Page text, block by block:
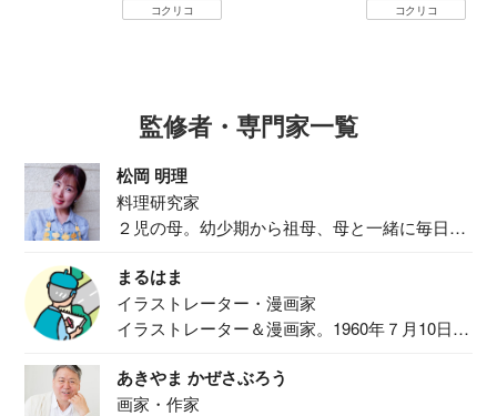
コクリコ コクリコ
監修者・専門家一覧
松岡 明理
料理研究家
２児の母。幼少期から祖母、母と一緒に毎日の
まるはま
イラストレーター・漫画家
イラストレーター＆漫画家。1960年７月10日生
あきやま かぜさぶろう
画家・作家